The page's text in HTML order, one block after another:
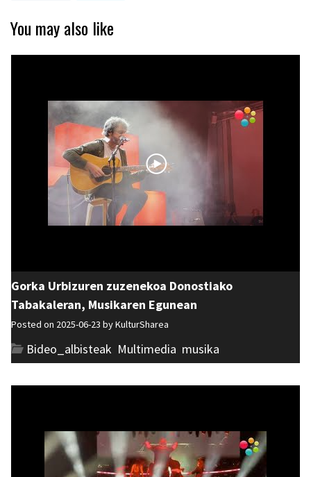
You may also like
Gorka Urbizuren zuzenekoa Donostiako
Tabakaleran, Musikaren Egunean
Posted on 2025-06-23 byKulturSharea
Bideo_albisteak Multimedia musika